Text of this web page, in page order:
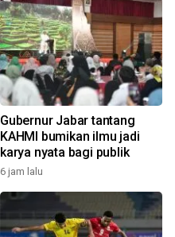
Gubernur Jabar tantang
KAHMI bumikan ilmu jadi
karya nyata bagi publik
6 jam lalu